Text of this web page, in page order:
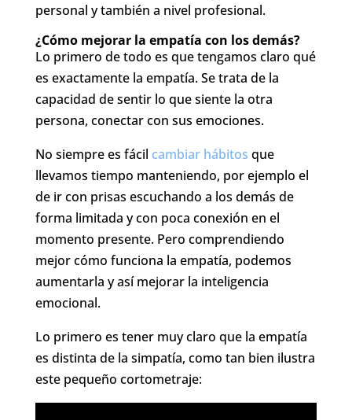
personal y también a nivel profesional.
¿Cómo mejorar la empatía con los demás?
Lo primero de todo es que tengamos claro qué
es exactamente la empatía. Se trata de la
capacidad de sentir lo que siente la otra
persona, conectar con sus emociones.
No siempre es fácil cambiar hábitos que
llevamos tiempo manteniendo, por ejemplo el
de ir con prisas escuchando a los demás de
forma limitada y con poca conexión en el
momento presente. Pero comprendiendo
mejor cómo funciona la empatía, podemos
aumentarla y así mejorar la inteligencia
emocional.
Lo primero es tener muy claro que la empatía
es distinta de la simpatía, como tan bien ilustra
este pequeño cortometraje: